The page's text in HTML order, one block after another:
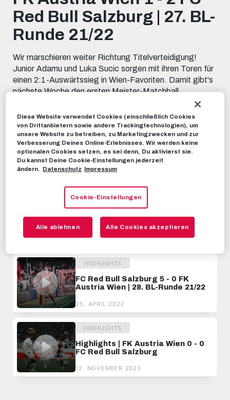
minutes,
31
seconds
Red Bull Salzburg | 27. BL-
Runde 21/22
Wir marschieren weiter Richtung Titelverteidigung!
Junior Adamu und Luka Sucic sorgen mit ihren Toren für
einen 2:1-Auswärtssieg in Wien-Favoriten. Damit gibt's
nächste Woche den ersten Meister-Matchball.
HIGHLIGHTS 18. APRIL 2022
Dieses Video teilen:
Tweet
EMPFOHLENE VIDEOS
HIGHLIGHTS
30. SEPTEMBER 2024
HIGHLIGHTS
FC Red Bull Salzburg 5 - 0 FK
Austria Wien | 28. BL-Runde 21/22
25. APRIL 2022
HIGHLIGHTS
Highlights | FK Austria Wien 0 - 0
FC Red Bull Salzburg
12. NOVEMBER 2023
Diese Website verwendet Cookies (einschließlich Cookies
von Drittanbietern sowie andere Trackingtechnologien), um
unsere Website zu betreiben, zu Marketingzwecken und zur
Verbesserung Deines Online-Erlebnisses. Wir werden keine
optionalen Cookies setzen, es sei denn, Du aktivierst sie.
Du kannst Deine Cookie-Einstellungen jederzeit
ändern. Datenschutz Impressum
Cookie-Einstellungen
Alle ablehnen Alle Cookies akzeptieren